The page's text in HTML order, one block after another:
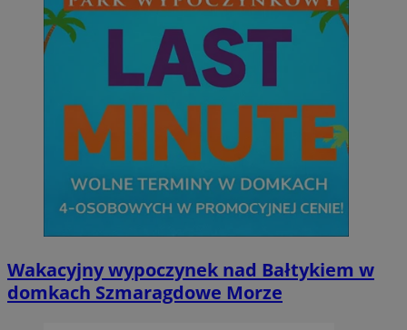
Wakacyjny wypoczynek nad Bałtykiem w
domkach Szmaragdowe Morze